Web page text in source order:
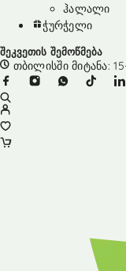
ჰალალი
ჭურჭელი
შეკვეთის შემოწმება
თბილისში მიტანა: